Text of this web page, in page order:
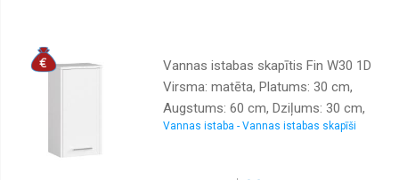
Vannas istabas skapītis Fin W30 1D
Virsma: matēta, Platums: 30 cm,
Augstums: 60 cm, Dziļums: 30 cm,
Korpusa krāsa: balts, Materiāls: LKSP
Vannas istaba - Vannas istabas skapīši